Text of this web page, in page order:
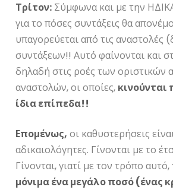
Τρίτον: Σύμφωνα και με την
για το πόσες συντάξεις θα
υπαγορεύεται από τις αναστολές
συντάξεων!! Αυτό φαίνονται και
δηλαδή στις ροές των οριστικών
αναστολών, οι οποίες,
ίδια επίπεδα!!
Επομένως, οι καθυστερήσεις
αδικαιολόγητες. Γίνονται με το
Γίνονται, γιατί με τον τρόπο αυτό,
μόνιμα ένα μεγάλο ποσό (ένας